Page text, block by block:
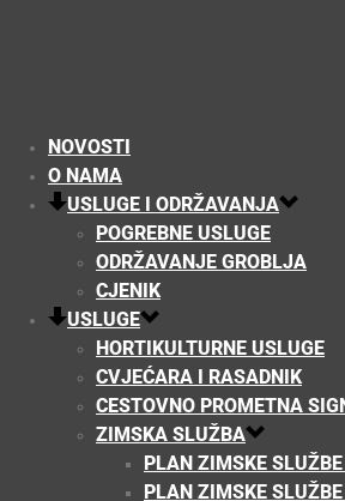
NOVOSTI
O NAMA
USLUGE I ODRŽAVANJA
POGREBNE USLUGE
ODRŽAVANJE GROBLJA
CJENIK
USLUGE
HORTIKULTURNE USLUGE
CVJEĆARA I RASADNIK
CESTOVNO PROMETNA
ZIMSKA SLUŽBA
PLAN ZIMSKE
PLAN ZIMSKE